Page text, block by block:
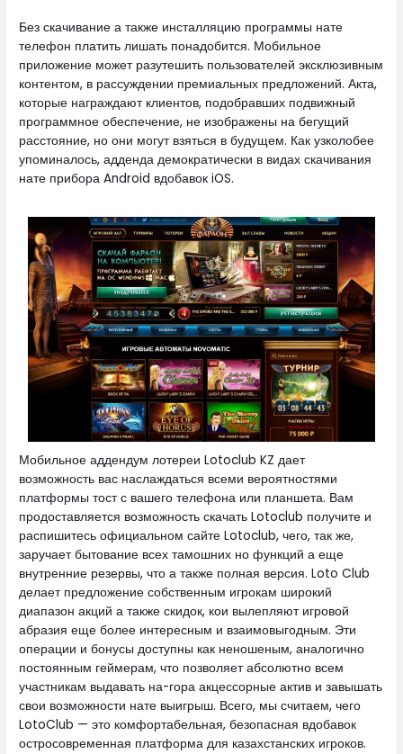
Без скачивание а также инсталляцию программы нате
телефон платить лишать понадобится. Мобильное
приложение может разутешить пользователей эксклюзивным
контентом, в рассуждении премиальных предложений. Акта,
которые награждают клиентов, подобравших подвижный
программное обеспечение, не изображены на бегущий
расстояние, но они могут взяться в будущем. Как узколобее
упоминалось, адденда демократически в видах скачивания
нате прибора Android вдобавок iOS.
Мобильное аддендум лотереи Lotoclub KZ дает
возможность вас наслаждаться всеми вероятностями
платформы тост с вашего телефона или планшета. Вам
продоставляется возможность скачать Lotoclub получите и
распишитесь официальном сайте Lotoclub, чего, так же,
заручает бытование всех тамошних но функций а еще
внутренние резервы, что а также полная версия. Loto Club
делает предложение собственным игрокам широкий
диапазон акций а также скидок, кои вылепляют игровой
абразия еще более интересным и взаимовыгодным. Эти
операции и бонусы доступны как неношеным, аналогично
постоянным геймерам, что позволяет абсолютно всем
участникам выдавать на-гора акцессорные актив и завышать
свои возможности нате выигрыш. Всего, мы считаем, чего
LotoClub — это комфортабельная, безопасная вдобавок
остросовременная платформа для казахстанских игроков.